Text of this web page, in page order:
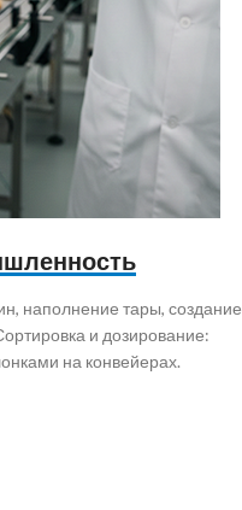
наполнение тары, создание
и дозирование:
на конвейерах.